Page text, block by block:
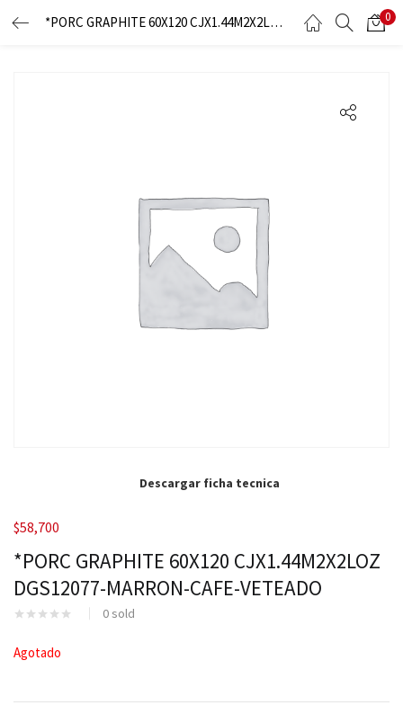
*PORC GRAPHITE 60X120 CJX1.44M2X2LOZ DGS12077-MARRON-CAFE-VETEADO 0
LOGIN
Lost password?
Descargar ficha tecnica
*PORC GRAPHITE 60X120 CJX1.44M2X2LOZ
DGS12077-MARRON-CAFE-VETEADO
0 sold
$58,700
Agotado